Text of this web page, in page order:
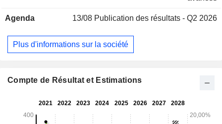
analyses, les sources et solutions de référence,
des radio-isotopes en vrac pour les fabricants de produits
pharmaceutiques, thérapeutiques et industriels. Le segment
radiopharmaceutiques, radiochimiques et équipements
Agenda 13/08 Publication des résultats - Q2 2026
Plus d'informations sur la société
Compte de Résultat et Estimations